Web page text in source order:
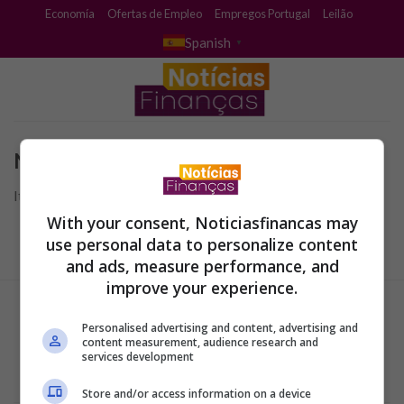
content
Economía Ofertas de Empleo Empregos Portugal Leilão
Spanish ▼
No se Encontró
It seems we can’t find what you’re looking for.
With your consent, Noticiasfinancas may
use personal data to personalize content
and ads, measure performance, and
improve your experience.
Personalised advertising and content, advertising and
content measurement, audience research and
services development
Store and/or access information on a device